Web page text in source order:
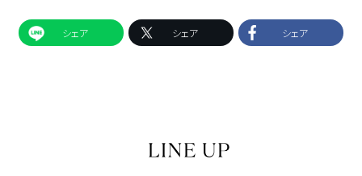
シェア シェア シェア